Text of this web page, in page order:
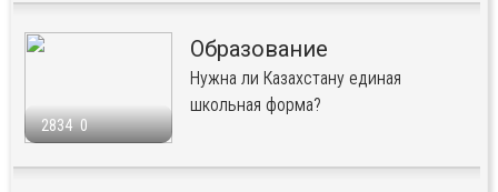
2834 0
Образование
Нужна ли Казахстану единая
школьная форма?